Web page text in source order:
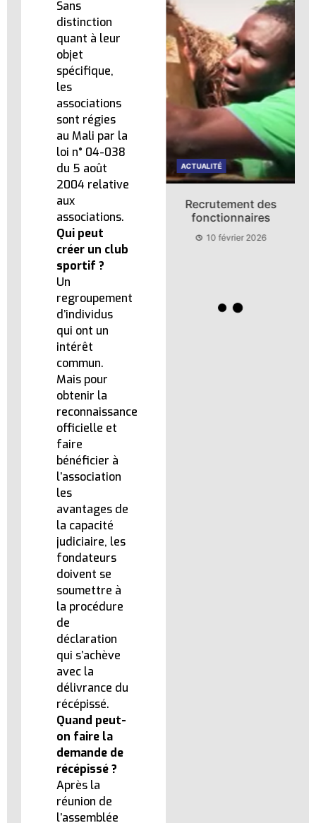
Sans
distinction
quant à leur
objet
spécifique,
les
associations
sont régies
au Mali par la
loi n° 04-038
du 5 août
2004 relative
aux
associations.
Qui peut
créer un club
sportif ?
Un
regroupement
d’individus
qui ont un
intérêt
commun.
Mais pour
obtenir la
reconnaissance
officielle et
faire
bénéficier à
l’association
les
avantages de
la capacité
judiciaire, les
fondateurs
doivent se
soumettre à
la procédure
de
déclaration
qui s’achève
avec la
délivrance du
récépissé.
Quand peut-
on faire la
demande de
récépissé ?
Après la
réunion de
l’assemblée
ACTUALITÉ
Clip de présentation
du site
« l’admnistration à
votre service »
10 février 2026
ACTUALITÉ
Recrutement des
fonctionnaires
10 février 2026